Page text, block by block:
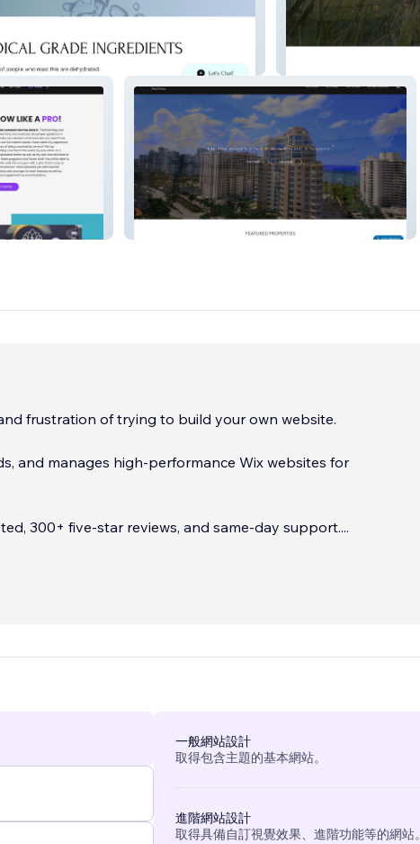
frustration of trying to build your own website.
and manages high-performance Wix websites for
300+ five-star reviews, and same-day support....
一般網站設計
取得包含主題的基本網站。
進階網站設計
取得具備自訂視覺效果、進階功能等的網站。